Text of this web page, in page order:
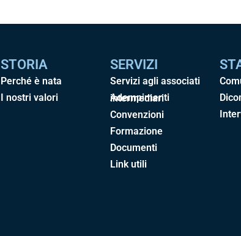
STORIA
Perché è nata
I nostri valori
SERVIZI
Servizi agli associati
Adempimenti intermediari
Convenzioni
Formazione
Documenti
Link utili